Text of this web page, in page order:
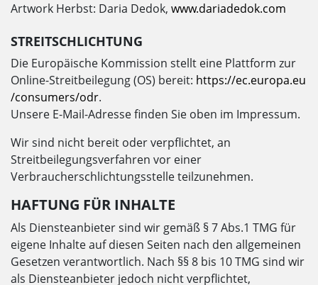
Artwork Herbst: Daria Dedok, www.dariadedok.com
STREITSCHLICHTUNG
Die Europäische Kommission stellt eine Plattform zur
Online-Streitbeilegung (OS) bereit: https://ec.europa.eu
/consumers/odr.
Unsere E-Mail-Adresse finden Sie oben im Impressum.
Wir sind nicht bereit oder verpflichtet, an
Streitbeilegungsverfahren vor einer
Verbraucherschlichtungsstelle teilzunehmen.
HAFTUNG FÜR INHALTE
Als Diensteanbieter sind wir gemäß § 7 Abs.1 TMG für
eigene Inhalte auf diesen Seiten nach den allgemeinen
Gesetzen verantwortlich. Nach §§ 8 bis 10 TMG sind wir
als Diensteanbieter jedoch nicht verpflichtet,